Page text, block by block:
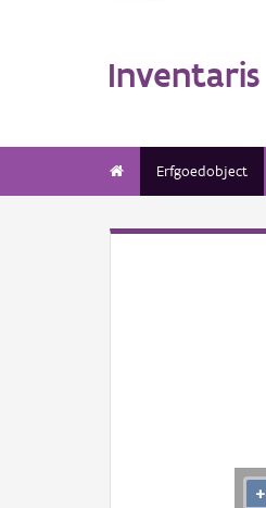
Inventaris
Erfgoedobject
+